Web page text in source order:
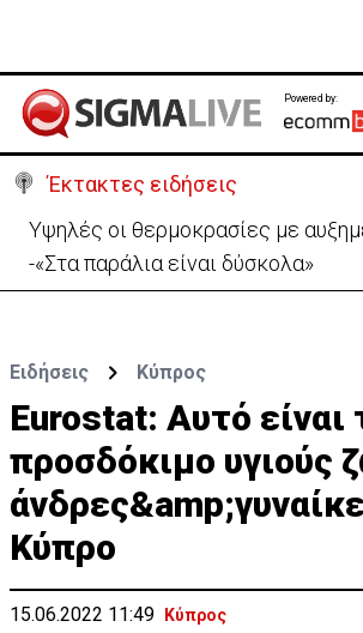
Powered by:
Έκτακτες ειδήσεις
Ιταλία-Ισπανία: Στα άκρα η
το Σένγκεν
Ειδήσεις Κύπρος
Eurostat: Αυτό είναι
προσδόκιμο υγιούς
Κύπρο
15.06.2022 11:49 Κύπρος